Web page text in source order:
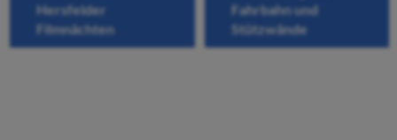
Hersfelder
Filmnächten
Fahrbahn und
Stützwände